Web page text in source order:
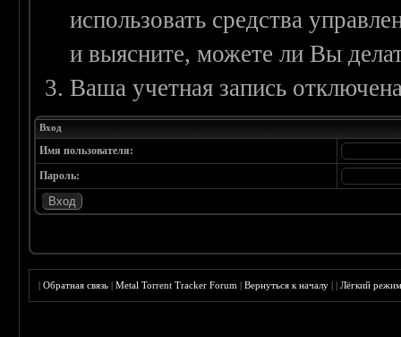
использовать средства
и выясните, можете ли Вы
Ваша учетная запись
Вход
Имя пользователя:
Пароль:
|Обратная связь |Metal Torrent Tracker Forum |Вернуться к началу ||Лёгкий